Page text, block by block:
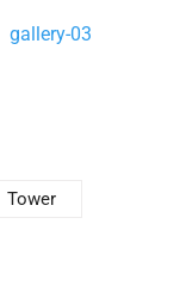
gallery-03
Tower